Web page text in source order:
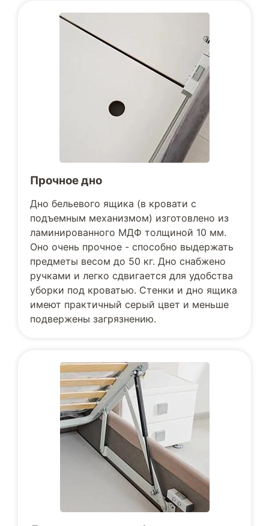
Прочное дно
Дно бельевого ящика (в кровати с
подъемным механизмом) изготовлено из
ламинированного МДФ толщиной 10 мм.
Оно очень прочное - способно выдержать
предметы весом до 50 кг. Дно снабжено
ручками и легко сдвигается для удобства
уборки под кроватью. Стенки и дно ящика
имеют практичный серый цвет и меньше
подвержены загрязнению.